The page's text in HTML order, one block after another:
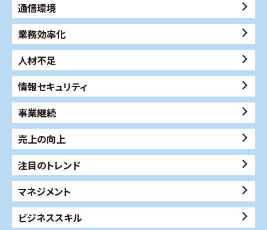
通信環境
業務効率化
人材不足
情報セキュリティ
事業継続
売上の向上
注目のトレンド
マネジメント
ビジネススキル